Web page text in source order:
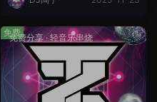
免费分享·轻音乐串烧
免费